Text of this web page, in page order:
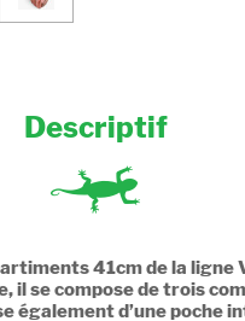
Descriptif
41cm de la ligne
il se compose de trois
également d’une poche